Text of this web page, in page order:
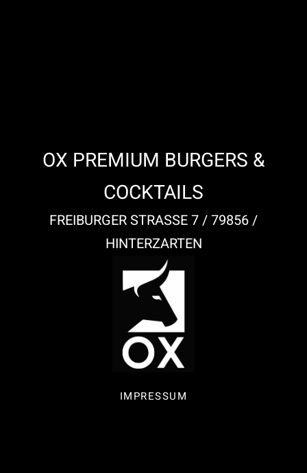
OX PREMIUM BURGERS &
COCKTAILS
FREIBURGER STRASSE 7 / 79856 /
HINTERZARTEN
IMPRESSUM